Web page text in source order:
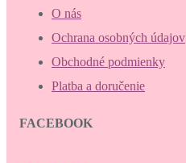
O nás
Ochrana osobných údajov
Obchodné podmienky
Platba a doručenie
FACEBOOK